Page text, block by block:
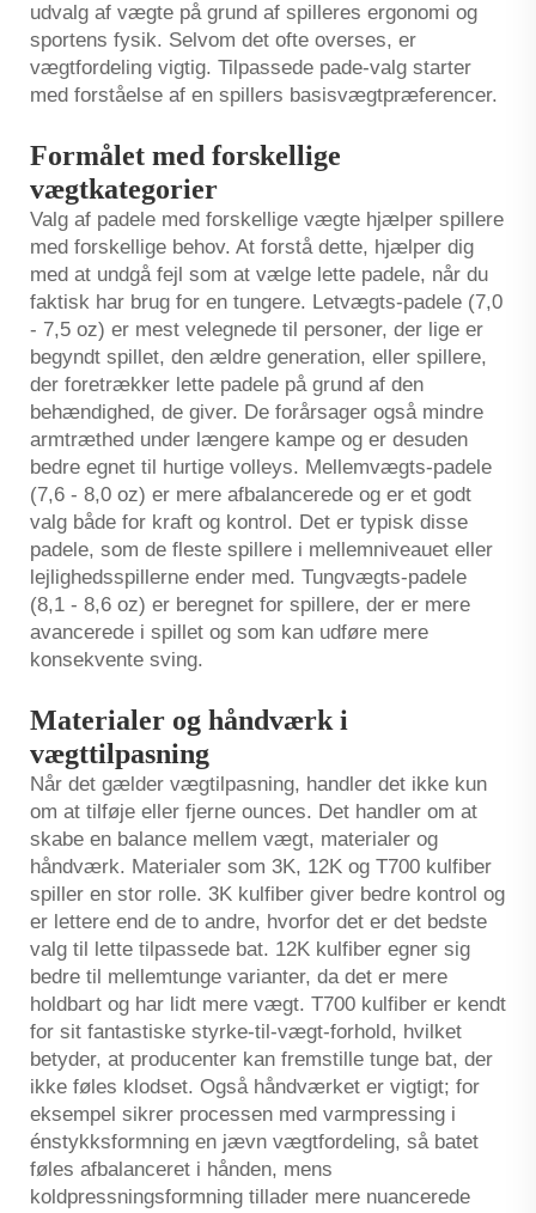
udvalg af vægte på grund af spilleres ergonomi og
sportens fysik. Selvom det ofte overses, er
vægtfordeling vigtig. Tilpassede pade-valg starter
med forståelse af en spillers basisvægtpræferencer.
Formålet med forskellige
vægtkategorier
Valg af padele med forskellige vægte hjælper spillere
med forskellige behov. At forstå dette, hjælper dig
med at undgå fejl som at vælge lette padele, når du
faktisk har brug for en tungere. Letvægts-padele (7,0
- 7,5 oz) er mest velegnede til personer, der lige er
begyndt spillet, den ældre generation, eller spillere,
der foretrækker lette padele på grund af den
behændighed, de giver. De forårsager også mindre
armtræthed under længere kampe og er desuden
bedre egnet til hurtige volleys. Mellemvægts-padele
(7,6 - 8,0 oz) er mere afbalancerede og er et godt
valg både for kraft og kontrol. Det er typisk disse
padele, som de fleste spillere i mellemniveauet eller
lejlighedsspillerne ender med. Tungvægts-padele
(8,1 - 8,6 oz) er beregnet for spillere, der er mere
avancerede i spillet og som kan udføre mere
konsekvente sving.
Materialer og håndværk i
vægttilpasning
Når det gælder vægtilpasning, handler det ikke kun
om at tilføje eller fjerne ounces. Det handler om at
skabe en balance mellem vægt, materialer og
håndværk. Materialer som 3K, 12K og T700 kulfiber
spiller en stor rolle. 3K kulfiber giver bedre kontrol og
er lettere end de to andre, hvorfor det er det bedste
valg til lette tilpassede bat. 12K kulfiber egner sig
bedre til mellemtunge varianter, da det er mere
holdbart og har lidt mere vægt. T700 kulfiber er kendt
for sit fantastiske styrke-til-vægt-forhold, hvilket
betyder, at producenter kan fremstille tunge bat, der
ikke føles klodset. Også håndværket er vigtigt; for
eksempel sikrer processen med varmpressing i
énstykksformning en jævn vægtfordeling, så batet
føles afbalanceret i hånden, mens
koldpressningsformning tillader mere nuancerede